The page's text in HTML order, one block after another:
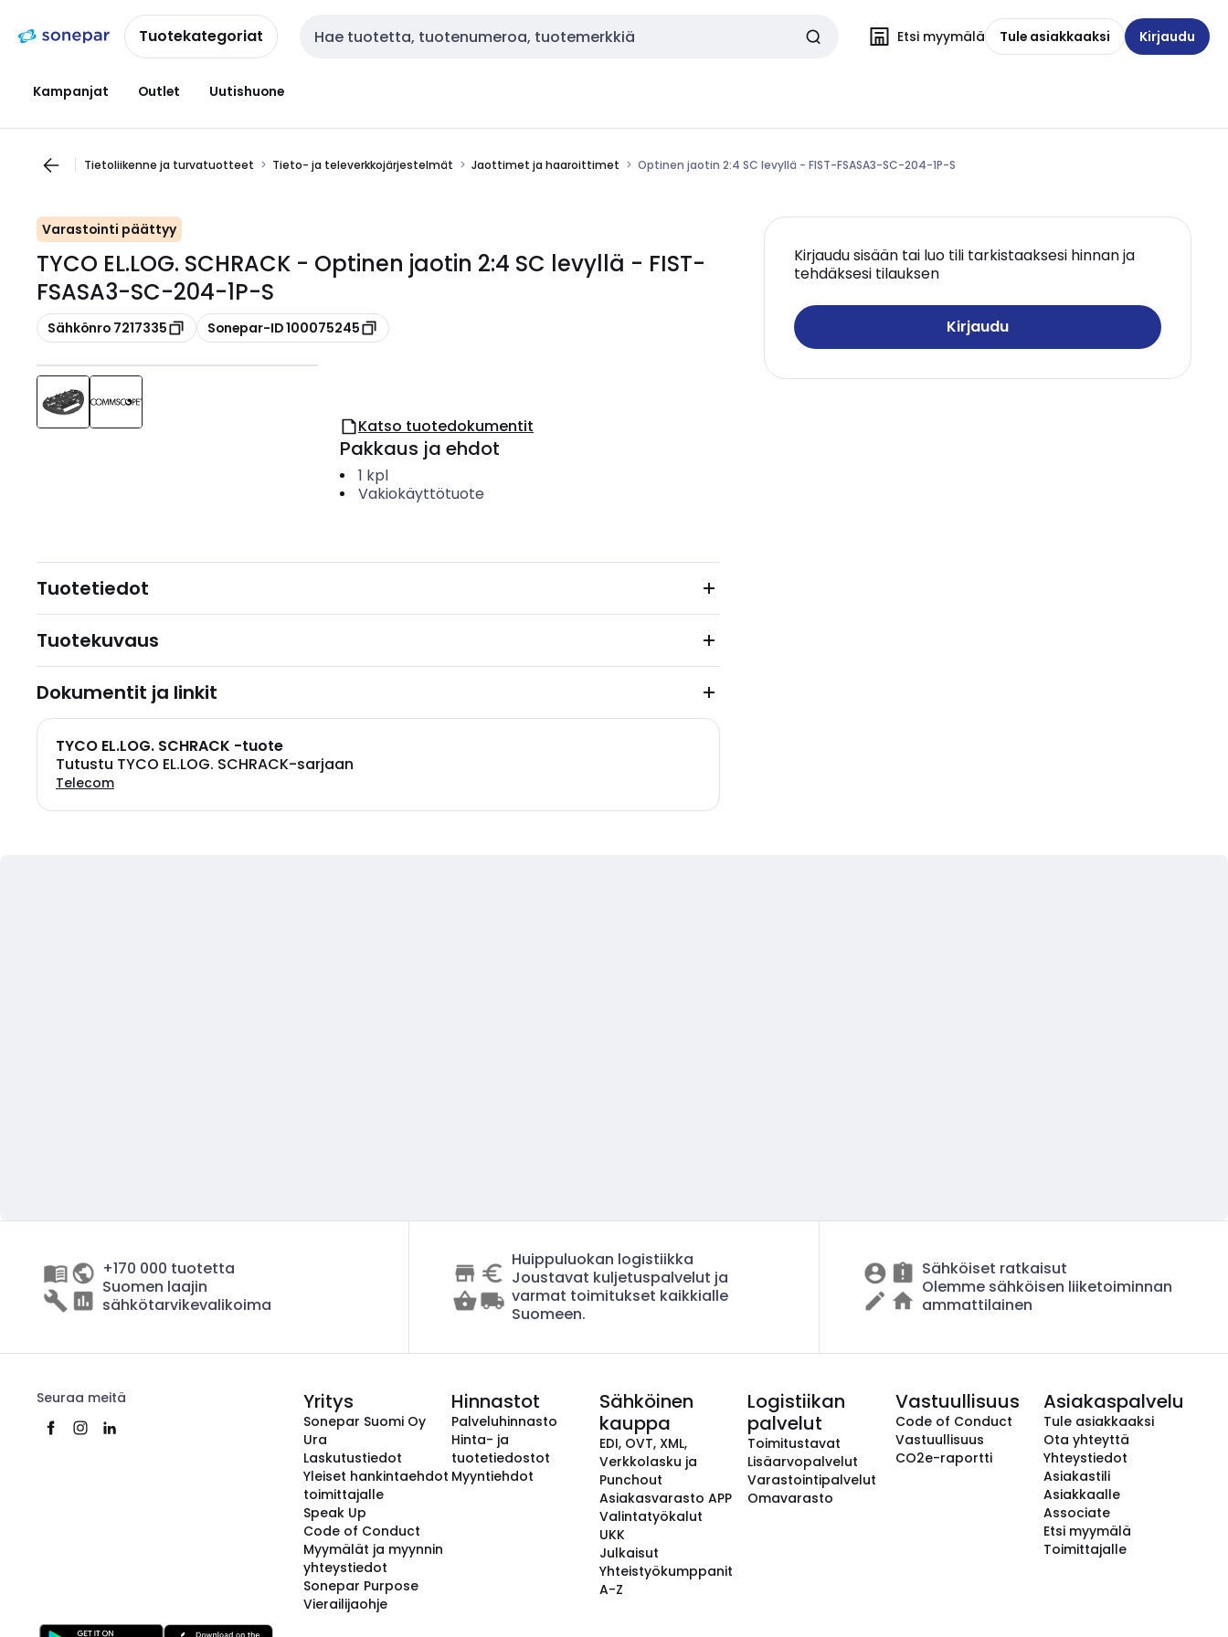
navigointiinsisältöönTuotekategoriat Haku Etsi myymälä Tule asiakkaaksi Kirjaudu
Kampanjat Outlet Uutishuone
Tietoliikenne ja turvatuotteet Tieto- ja televerkkojärjestelmät Jaottimet ja haaroittimet Optinen jaotin 2:4 SC levyllä - FIST-FSASA3-SC-204-1P-S
Varastointi päättyy
TYCO EL.LOG. SCHRACK - Optinen jaotin 2:4 SC levyllä - FIST-
FSASA3-SC-204-1P-S
Kopioi
Sähkönro 7217335 Kopioi
Sonepar-ID 100075245
Kirjaudu sisään tai luo tili tarkistaaksesi hinnan ja
tehdäksesi tilauksen
Kirjaudu
Katso tuotedokumentit
Pakkaus ja ehdot
1 kpl
Vakiokäyttötuote
Tuotetiedot
Tuotekuvaus
Dokumentit ja linkit
TYCO EL.LOG. SCHRACK -tuote
Tutustu TYCO EL.LOG. SCHRACK-sarjaan
Telecom
+170 000 tuotetta
Suomen laajin
sähkötarvikevalikoima
Huippuluokan logistiikka
Joustavat kuljetuspalvelut ja
varmat toimitukset kaikkialle
Suomeen.
Sähköiset ratkaisut
Olemme sähköisen liiketoiminnan
ammattilainen
Seuraa meitä Yritys
Sonepar Suomi Oy
Ura
Laskutustiedot
Yleiset hankintaehdot
toimittajalle
Speak Up
Code of Conduct
Myymälät ja myynnin
yhteystiedot
Sonepar Purpose
Vierailijaohje
Hinnastot
Palveluhinnasto
Hinta- ja
tuotetiedostot
Myyntiehdot
Sähköinen
kauppa
EDI, OVT, XML,
Verkkolasku ja
Punchout
Asiakasvarasto APP
Valintatyökalut
UKK
Julkaisut
Yhteistyökumppanit
A-Z
Logistiikan
palvelut
Toimitustavat
Lisäarvopalvelut
Varastointipalvelut
Omavarasto
Vastuullisuus
Code of Conduct
Vastuullisuus
CO2e-raportti
Asiakaspalvelu
Tule asiakkaaksi
Ota yhteyttä
Yhteystiedot
Asiakastili
Asiakkaalle
Associate
Etsi myymälä
Toimittajalle